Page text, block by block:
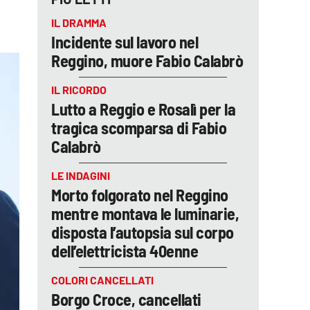
IL DRAMMA
Incidente sul lavoro nel
Reggino, muore Fabio Calabrò
IL RICORDO
Lutto a Reggio e Rosalì per la
tragica scomparsa di Fabio
Calabrò
LE INDAGINI
Morto folgorato nel Reggino
mentre montava le luminarie,
disposta l’autopsia sul corpo
dell’elettricista 40enne
COLORI CANCELLATI
Borgo Croce, cancellati